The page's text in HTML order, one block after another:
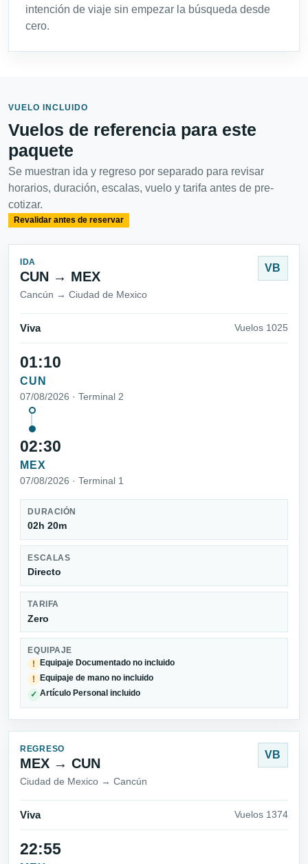
intención de viaje sin empezar la búsqueda desde
cero.
VUELO INCLUIDO
Vuelos de referencia para este
paquete
Se muestran ida y regreso por separado para revisar
horarios, duración, escalas, vuelo y tarifa antes de pre-
cotizar.
Revalidar antes de reservar
IDA
CUN → MEX
Cancún → Ciudad de Mexico
VB
Viva Vuelos 1025
01:10
CUN
07/08/2026 · Terminal 2
02:30
MEX
07/08/2026 · Terminal 1
DURACIÓN
02h 20m
ESCALAS
Directo
TARIFA
Zero
EQUIPAJE
!
Equipaje Documentado no incluido
! Equipaje de mano no incluido
✓ Artículo Personal incluido
REGRESO
MEX → CUN
Ciudad de Mexico → Cancún
VB
Viva Vuelos 1374
22:55